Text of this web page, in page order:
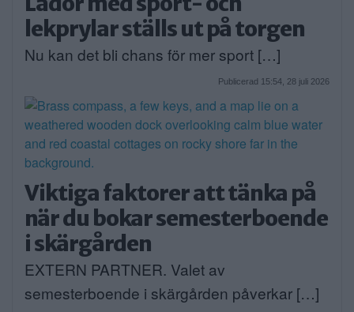
lekprylar ställs ut på torgen
Nu kan det bli chans för mer sport […]
Publicerad 15:54, 28 juli 2026
Viktiga faktorer att tänka på
när du bokar semesterboende
i skärgården
EXTERN PARTNER. Valet av
semesterboende i skärgården påverkar […]